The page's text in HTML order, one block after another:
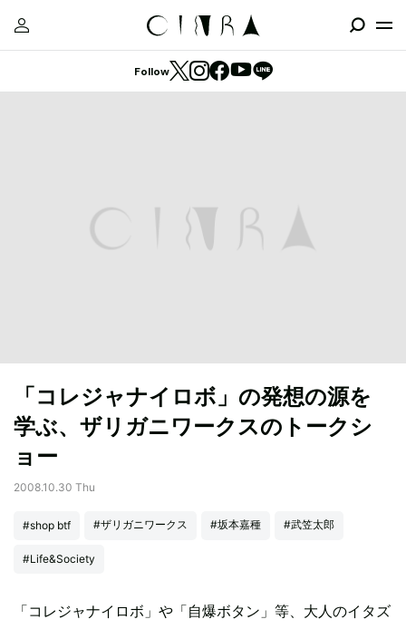
Follow
「コレジャナイロボ」の発想の源を
学ぶ、ザリガニワークスのトークシ
ョー
2008.10.30 Thu
#shop btf #ザリガニワークス #坂本嘉種 #武笠太郎
#Life&Society
「コレジャナイロボ」や「自爆ボタン」等、大人のイタズ